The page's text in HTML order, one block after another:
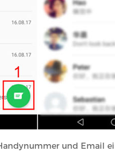
und Email